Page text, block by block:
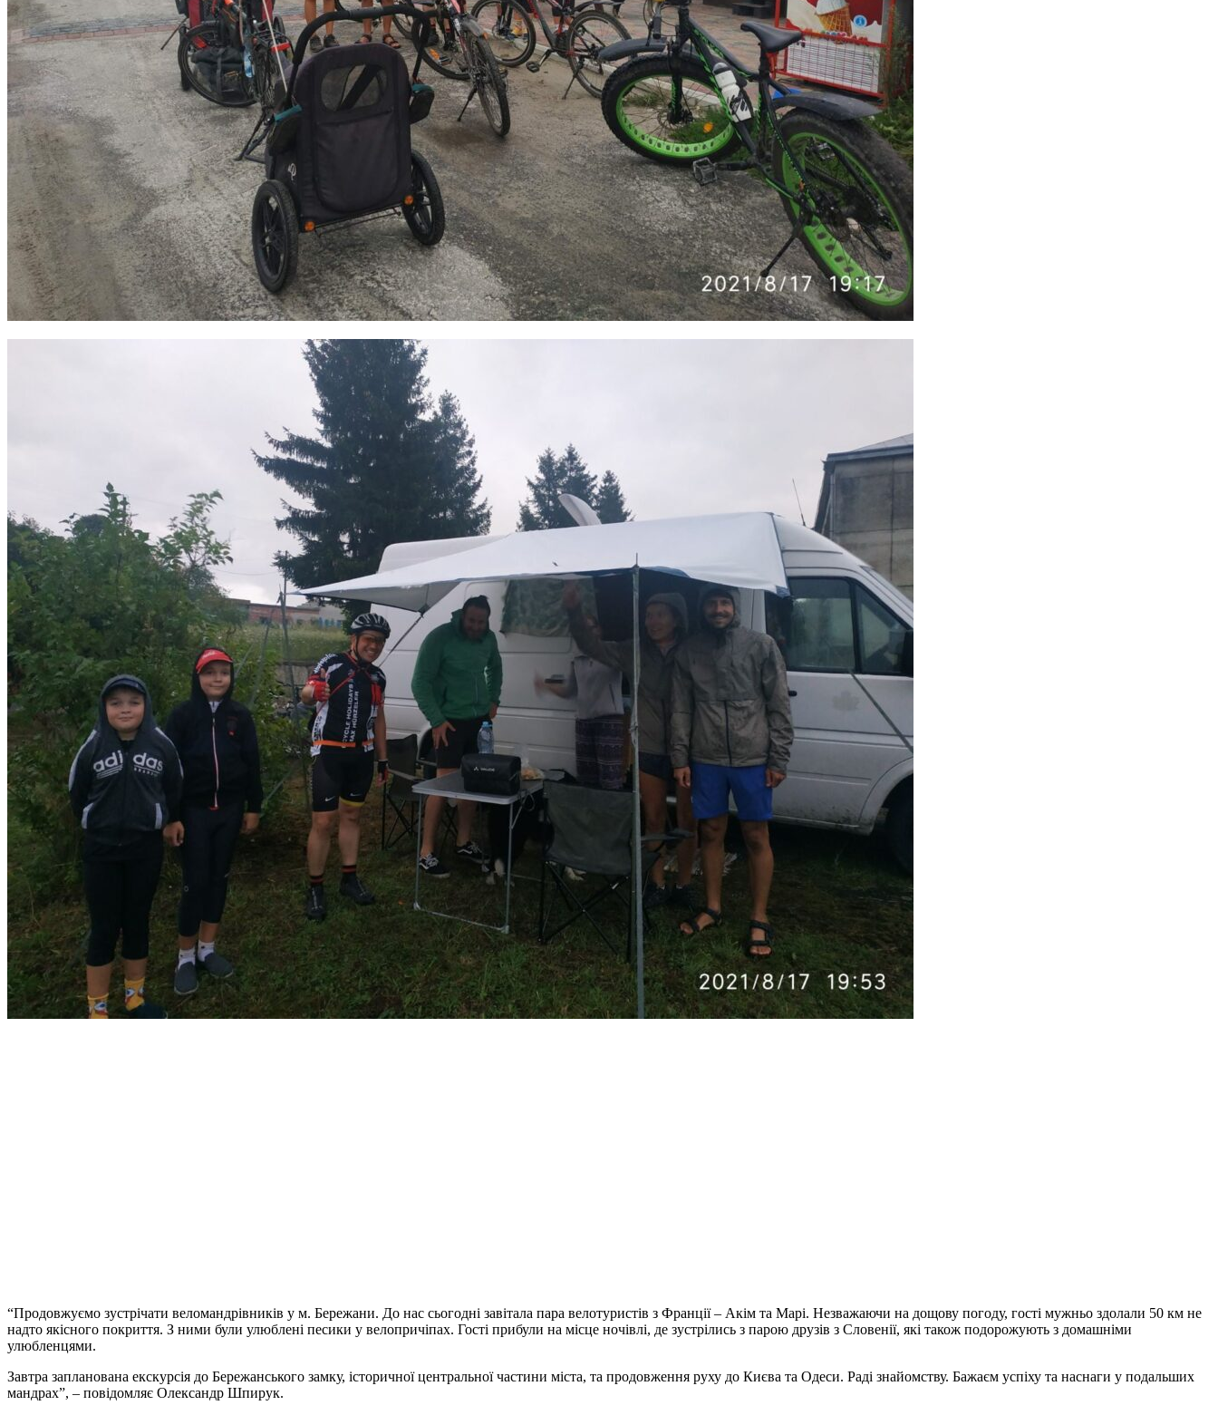
“Продовжуємо зустрічати веломандрівників у м. Бережани. До нас сьогодні завітала пара велотуристів з Франції – Акім та Марі. Незважаючи на дощову погоду, гості мужньо здолали 50 км не
надто якісного покриття. З ними були улюблені песики у велопричіпах. Гості прибули на місце ночівлі, де зустрілись з парою друзів з Словенії, які також подорожують з домашніми
улюбленцями.
Завтра запланована екскурсія до Бережанського замку, історичної центральної частини міста, та продовження руху до Києва та Одеси. Раді знайомству. Бажаєм успіху та наснаги у подальших
мандрах”, – повідомляє Олександр Шпирук.